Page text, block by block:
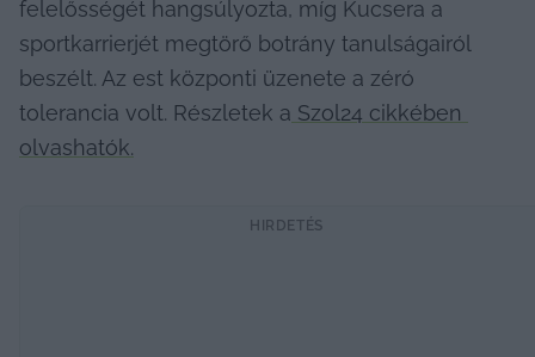
felelősségét hangsúlyozta, míg Kucsera a
sportkarrierjét megtörő botrány tanulságairól
beszélt. Az est központi üzenete a zéró
tolerancia volt. Részletek a Szol24 cikkében
olvashatók.
HIRDETÉS